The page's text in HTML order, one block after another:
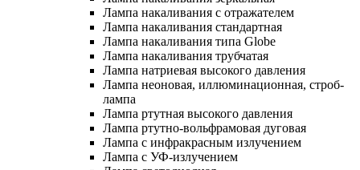
Лампа накаливания с отражателем
Лампа накаливания стандартная
Лампа накаливания типа Globe
Лампа накаливания трубчатая
Лампа натриевая высокого давления
Лампа неоновая, иллюминационная, строб-
лампа
Лампа ртутная высокого давления
Лампа ртутно-вольфрамовая дуговая
Лампа с инфракрасным излучением
Лампа с УФ-излучением